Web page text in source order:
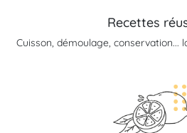
Recettes
Cuisson, démoulage, conservation...